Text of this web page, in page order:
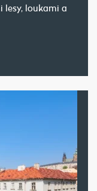
lesy, loukami a